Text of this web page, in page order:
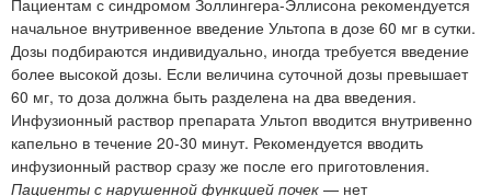
Пациентам с синдромом Золлингера-Эллисона рекомендуется
начальное внутривенное введение Ультопа в дозе 60 мг в сутки.
Дозы подбираются индивидуально, иногда требуется введение
более высокой дозы. Если величина суточной дозы превышает
60 мг, то доза должна быть разделена на два введения.
Инфузионный раствор препарата Ультоп вводится внутривенно
капельно в течение 20-30 минут. Рекомендуется вводить
инфузионный раствор сразу же после его приготовления.
Пациенты с нарушенной функцией почек — нет